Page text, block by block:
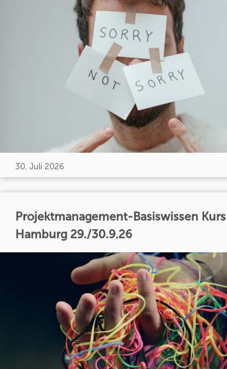
30. Juli 2026
Projektmanagement-Basiswissen
Hamburg 29./30.9.26